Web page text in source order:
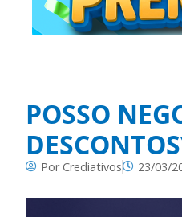
POSSO
PorCrediativos 23/03/